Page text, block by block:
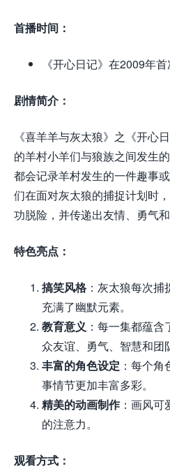
首播时间：
《开心日记》在2009年首
剧情简介：
《喜羊羊与灰太狼》之《开心
的羊村小羊们与狼族之间发生
都会记录羊村发生的一件趣事
们在面对灰太狼的捕捉计划时
功脱险，并传递出友情、勇气和
特色亮点：
搞笑风格 ：灰太狼每次
充满了幽默元素。
教育意义 ：每一集都蕴
众友谊、勇气、智慧和团
丰富的角色设定 ：每个
事情节更加丰富多彩。
精美的动画制作：画风可
的注意力。
观看方式：